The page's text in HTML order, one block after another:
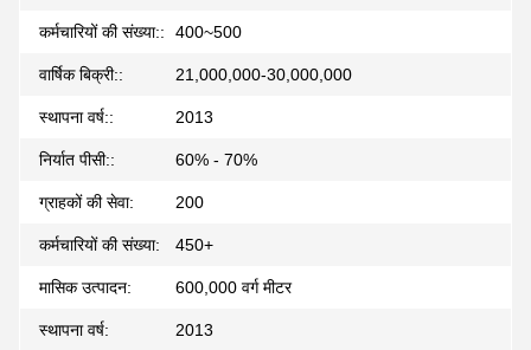
कर्मचारियों की संख्या:: 400~500
वार्षिक बिक्री:: 21,000,000-30,000,000
स्थापना वर्ष:: 2013
निर्यात पीसी:: 60% - 70%
ग्राहकों की सेवा: 200
कर्मचारियों की संख्या: 450+
मासिक उत्पादन: 600,000 वर्ग मीटर
स्थापना वर्ष: 2013